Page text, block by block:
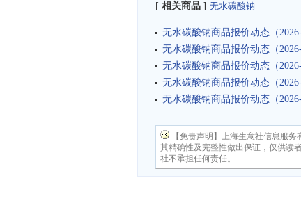
[ 相关商品 ] 无水碳酸钠
无水碳酸钠商品报价动态（2026-
无水碳酸钠商品报价动态（2026-
无水碳酸钠商品报价动态（2026-
无水碳酸钠商品报价动态（2026-
无水碳酸钠商品报价动态（2026-
【免责声明】上海生意社信息服
其精确性及完整性做出保证，仅供读
社不承担任何责任。